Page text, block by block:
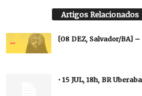
Artigos Relacionados
[08 DEZ, Salvador/BA] –
• 15 JUL, 18h, BR